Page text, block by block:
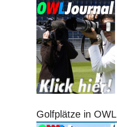
Golfplätze in OWL